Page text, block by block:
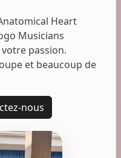
Heart
Musicians
passion.
et beaucoup de
nous